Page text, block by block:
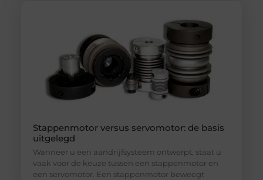
Stappenmotor versus servomotor: de basis
uitgelegd
Wanneer u een aandrijfsysteem ontwerpt, staat u
vaak voor de keuze tussen een stappenmotor en
een servomotor. Een stappenmotor beweegt